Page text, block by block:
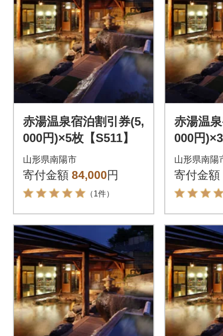
赤湯温泉宿泊割引券(5,
000円)×5枚【S511】
山形県南陽市
寄付金額 84,000円
（1件）
赤湯温
000円
山形県南陽
寄付金額